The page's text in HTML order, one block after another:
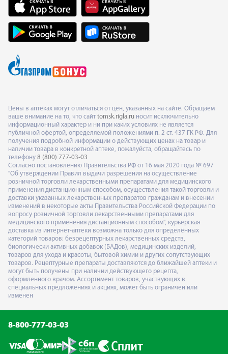
Цены в аптеках могут отличаться от цен, указанных на сайте. Обращаем
ваше внимание на то, что сайт tomsk.rigla.ru носит исключительно
информационный характер и ни при каких условиях не является
публичной офертой, определяемой положениями п. 2 ст. 437 ГК РФ. Для
получения подробной информации о действующих ценах на товар и
наличии товара в конкретной аптеке, пожалуйста, обращайтесь по
телефону 8 (800) 777-03-03
Согласно постановлению Правительства РФ от 16 мая 2020 года № 697
"Об утверждении Правил выдачи разрешения на осуществление
розничной торговли лекарственными препаратами для медицинского
применения дистанционным способом, осуществления такой торговли и
доставки указанных лекарственных препаратов гражданам и внесении
изменений в некоторые акты Правительства Российской Федерации по
вопросу розничной торговли лекарственными препаратами для
медицинского применения дистанционным способом", курьерская
доставка из интернет-аптеки возможна только для определённых
категорий товаров: безрецептурных лекарственных средств,
биологически активных добавок (БАДов), медицинских изделий,
товаров для ухода и красоты, бытовой химии и других сопутствующих
товаров. Рецептурные препараты доставляются до ближайшей аптеки и
могут быть получены при наличии действующего рецепта,
оформленного врачом. Ассортимент товаров, участвующих в
специальных предложениях и акциях, может быть ограничен или
изменен
8-800-777-03-03